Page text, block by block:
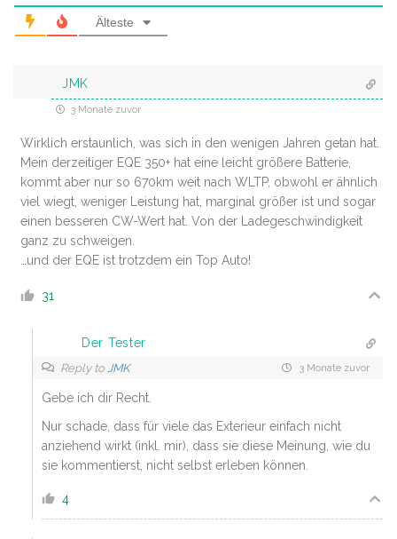
Älteste
JMK
3 Monate zuvor
Wirklich erstaunlich, was sich in den wenigen Jahren getan hat.
Mein derzeitiger EQE 350+ hat eine leicht größere Batterie,
kommt aber nur so 670km weit nach WLTP, obwohl er ähnlich
viel wiegt, weniger Leistung hat, marginal größer ist und sogar
einen besseren CW-Wert hat. Von der Ladegeschwindigkeit
ganz zu schweigen.
…und der EQE ist trotzdem ein Top Auto!
31
Der Tester
Reply to JMK 3 Monate zuvor
Gebe ich dir Recht.
Nur schade, dass für viele das Exterieur einfach nicht
anziehend wirkt (inkl. mir), dass sie diese Meinung, wie du
sie kommentierst, nicht selbst erleben können.
4